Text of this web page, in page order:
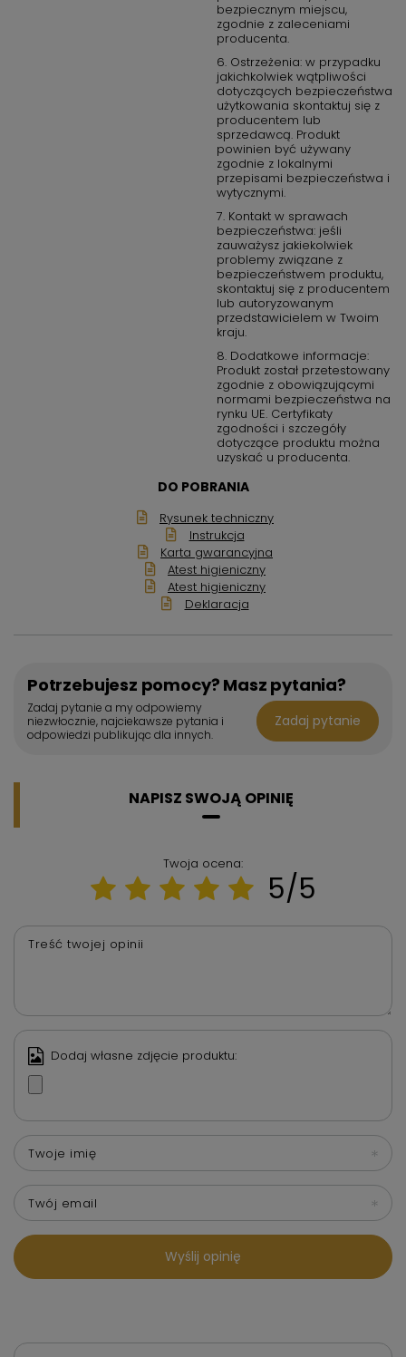
bezpiecznym miejscu,
zgodnie z zaleceniami
producenta.
6. Ostrzeżenia: w przypadku
jakichkolwiek wątpliwości
dotyczących bezpieczeństwa
użytkowania skontaktuj się z
producentem lub
sprzedawcą. Produkt
powinien być używany
zgodnie z lokalnymi
przepisami bezpieczeństwa i
wytycznymi.
7. Kontakt w sprawach
bezpieczeństwa: jeśli
zauważysz jakiekolwiek
problemy związane z
bezpieczeństwem produktu,
skontaktuj się z producentem
lub autoryzowanym
przedstawicielem w Twoim
kraju.
8. Dodatkowe informacje:
Produkt został przetestowany
zgodnie z obowiązującymi
normami bezpieczeństwa na
rynku UE. Certyfikaty
zgodności i szczegóły
dotyczące produktu można
uzyskać u producenta.
DO POBRANIA
Rysunek techniczny
Instrukcja
Karta gwarancyjna
Atest higieniczny
Atest higieniczny
Deklaracja
Potrzebujesz pomocy? Masz pytania?
Zadaj pytanie a my odpowiemy
niezwłocznie, najciekawsze pytania i
odpowiedzi publikując dla innych.
Zadaj pytanie
NAPISZ SWOJĄ OPINIĘ
Twoja ocena:
5/5
Treść twojej opinii
Dodaj własne zdjęcie produktu:
Twoje imię
Twój email
Wyślij opinię